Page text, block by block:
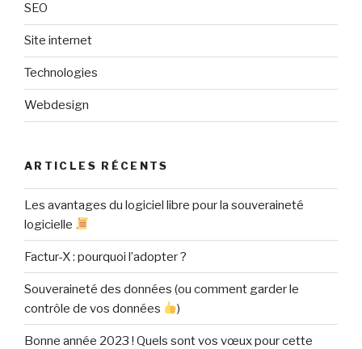
SEO
Site internet
Technologies
Webdesign
ARTICLES RÉCENTS
Les avantages du logiciel libre pour la souveraineté
logicielle
Factur-X : pourquoi l’adopter ?
Souveraineté des données (ou comment garder le
contrôle de vos données
)
Bonne année 2023 ! Quels sont vos vœux pour cette